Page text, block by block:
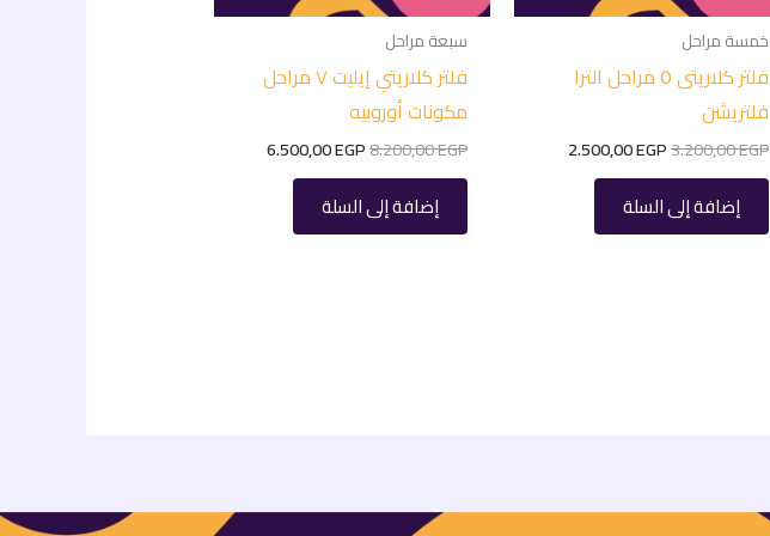
خمسة مراحل
فلتر كلاريتى ٥ مراحل الترا
فلتريشن
3.200,00EGP
2.500,00EGP
إضافة إلى السلة
سبعة مراحل
فلتر كلاريتي إيليت ٧ مراحل
مكونات أوروبيه
8.200,00EGP
6.500,00EGP
إضافة إلى السلة